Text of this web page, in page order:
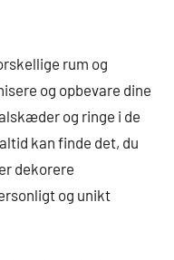
rum og
og opbevare dine
og ringe i de
kan finde det, du
dekorere
og unikt